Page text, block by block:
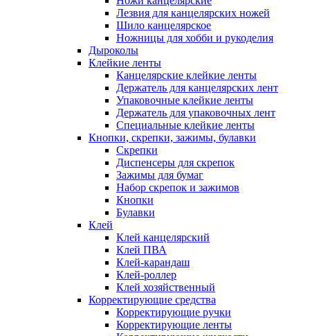
Лезвия для канцелярских ножей
Шило канцелярское
Ножницы для хобби и рукоделия
Дыроколы
Клейкие ленты
Канцелярские клейкие ленты
Держатель для канцелярских лент
Упаковочные клейкие ленты
Держатель для упаковочных лент
Специальные клейкие ленты
Кнопки, скрепки, зажимы, булавки
Скрепки
Диспенсеры для скрепок
Зажимы для бумаг
Набор скрепок и зажимов
Кнопки
Булавки
Клей
Клей канцелярский
Клей ПВА
Клей-карандаш
Клей-роллер
Клей хозяйственный
Корректирующие средства
Корректирующие ручки
Корректирующие ленты